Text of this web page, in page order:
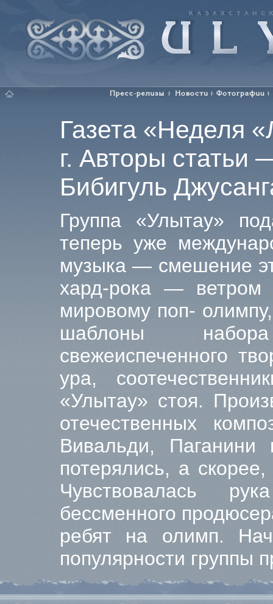
Газета «Неделя
г. Авторы
Бибигуль
Группа «Улытау»
теперь уже
музыка — смешение
хард-рока — ветром
мировому поп-
шаблоны
свежеиспеченного
ура,
«Улытау» стоя.
отечественных
Вивальди, Паганини
потерялись, а
Чувствовалась
бессменного
ребят на олимп.
популярности группы